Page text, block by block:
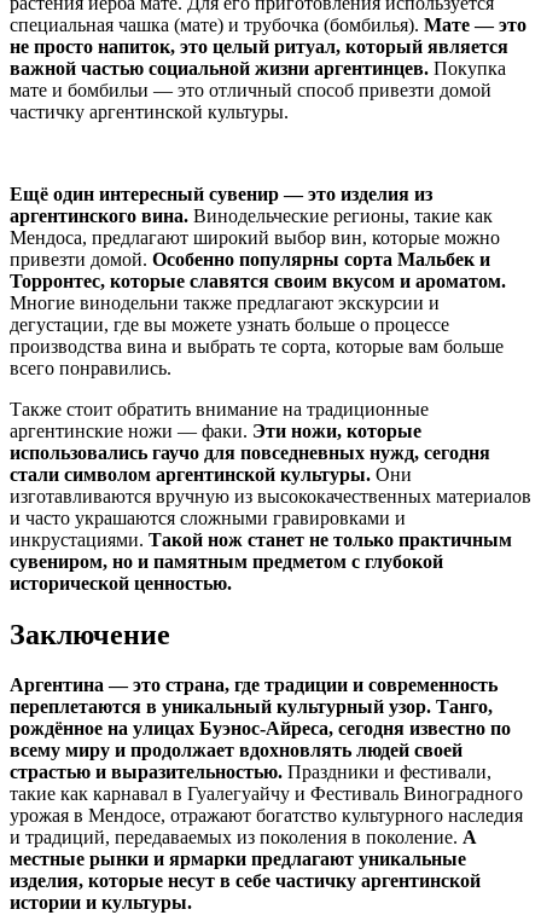
специальная чашка (мате) и трубочка (бомбилья). Мате — это
не просто напиток, это целый ритуал, который является
важной частью социальной жизни аргентинцев. Покупка
мате и бомбильи — это отличный способ привезти домой
частичку аргентинской культуры.
Ещё один интересный сувенир — это изделия из
аргентинского вина. Винодельческие регионы, такие как
Мендоса, предлагают широкий выбор вин, которые можно
привезти домой. Особенно популярны сорта Мальбек и
Торронтес, которые славятся своим вкусом и ароматом.
Многие винодельни также предлагают экскурсии и
дегустации, где вы можете узнать больше о процессе
производства вина и выбрать те сорта, которые вам больше
всего понравились.
Также стоит обратить внимание на традиционные
аргентинские ножи — факи. Эти ножи, которые
использовались гаучо для повседневных нужд, сегодня
стали символом аргентинской культуры. Они
изготавливаются вручную из высококачественных материалов
и часто украшаются сложными гравировками и
инкрустациями. Такой нож станет не только практичным
сувениром, но и памятным предметом с глубокой
исторической ценностью.
Заключение
Аргентина — это страна, где традиции и современность
переплетаются в уникальный культурный узор. Танго,
рождённое на улицах Буэнос-Айреса, сегодня известно по
всему миру и продолжает вдохновлять людей своей
страстью и выразительностью. Праздники и фестивали,
такие как карнавал в Гуалегуайчу и Фестиваль Виноградного
урожая в Мендосе, отражают богатство культурного наследия
и традиций, передаваемых из поколения в поколение. А
местные рынки и ярмарки предлагают уникальные
изделия, которые несут в себе частичку аргентинской
истории и культуры.